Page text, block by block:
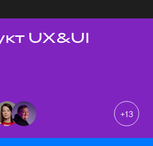
UX&UI
+13